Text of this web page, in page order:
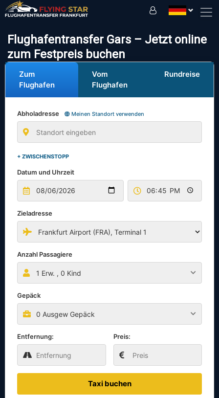
Flughafentransfer Gars – Jetzt online
zum Festpreis buchen
Zum
Flughafen
Vom
Flughafen
Rundreise
Abholadresse Meinen Standort verwenden
+ ZWISCHENSTOPP
Datum und Uhrzeit
Zieladresse
Anzahl Passagiere
1 Erw. , 0 Kind
Gepäck
0 Ausgew Gepäck
Entfernung: Preis:
Taxi buchen